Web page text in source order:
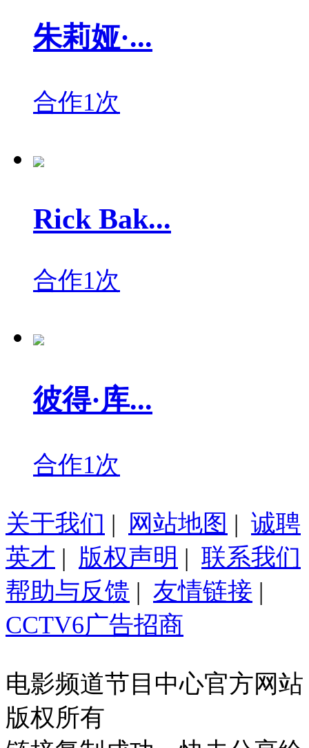
朱莉娅·...
合作1次
Rick Bak...
合作1次
彼得·库...
合作1次
关于我们 | 网站地图 | 诚聘
英才 | 版权声明 | 联系我们
帮助与反馈 | 友情链接 |
CCTV6广告招商
电影频道节目中心官方网站
版权所有